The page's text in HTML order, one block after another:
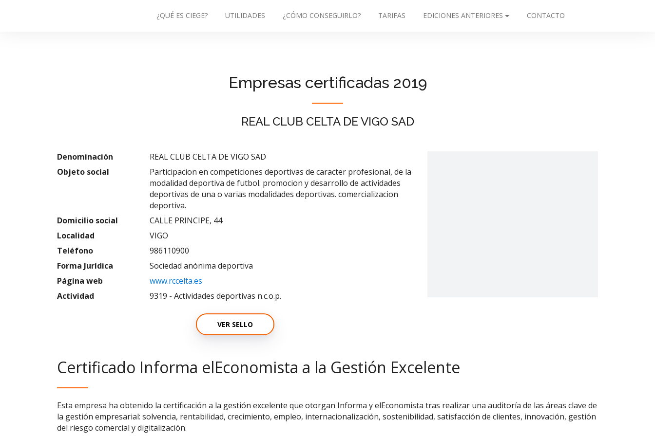
¿QUÉ ES CIEGE? UTILIDADES ¿CÓMO CONSEGUIRLO? TARIFAS EDICIONES ANTERIORES CONTACTO
Empresas certificadas 2019
REAL CLUB CELTA DE VIGO SAD
Denominación
REAL CLUB CELTA DE VIGO SAD
Objeto social
Participacion en competiciones deportivas de caracter profesional, de la
modalidad deportiva de futbol. promocion y desarrollo de actividades
deportivas de una o varias modalidades deportivas. comercializacion
deportiva.
Domicilio social
CALLE PRINCIPE, 44
Localidad
VIGO
Teléfono
986110900
Forma Jurídica
Sociedad anónima deportiva
Página web
www.rccelta.es
Actividad
9319 - Actividades deportivas n.c.o.p.
VER SELLO
Certificado Informa elEconomista a la Gestión Excelente
Esta empresa ha obtenido la certificación a la gestión excelente que otorgan Informa y elEconomista tras realizar una auditoría de las áreas clave de
la gestión empresarial: solvencia, rentabilidad, crecimiento, empleo, internacionalización, sostenibilidad, satisfacción de clientes, innovación, gestión
del riesgo comercial y digitalización.